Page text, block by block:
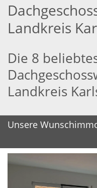
Landkreis
Die 8
Landkreis
Unsere